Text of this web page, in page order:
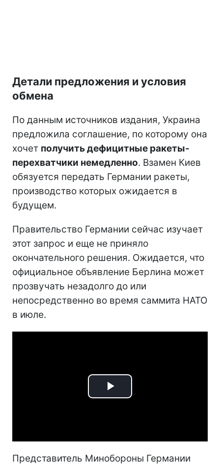
Детали предложения и условия
обмена
По данным источников издания, Украина
предложила соглашение, по которому она
хочет получить дефицитные ракеты-
перехватчики немедленно. Взамен Киев
обязуется передать Германии ракеты,
производство которых ожидается в
будущем.
Правительство Германии сейчас изучает
этот запрос и еще не приняло
окончательного решения. Ожидается, что
официальное объявление Берлина может
прозвучать незадолго до или
непосредственно во время саммита НАТО
в июле.
Play
Представитель Минобороны Германии